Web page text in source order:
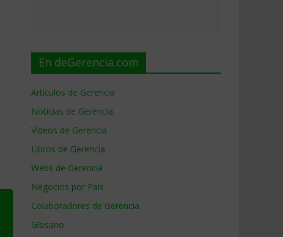
En deGerencia.com
Artículos de Gerencia
Noticias de Gerencia
Videos de Gerencia
Libros de Gerencia
Webs de Gerencia
Negocios por País
Colaboradores de Gerencia
Glosario